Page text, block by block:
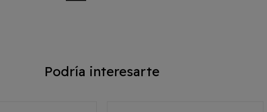
Podría interesarte